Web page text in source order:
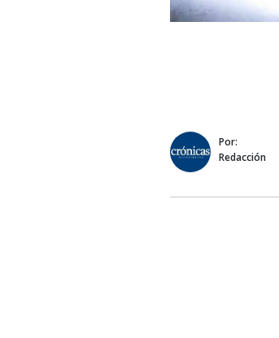
Por:
Redacción